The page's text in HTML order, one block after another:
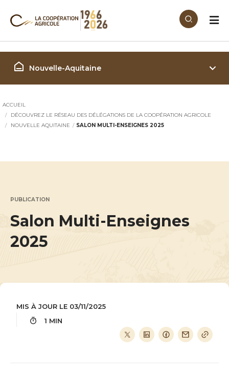
Région Nouvelle Aquitaine
Nouvelle-Aquitaine
ACCUEIL
DÉCOUVREZ LE RÉSEAU DES DÉLÉGATIONS DE LA COOPÉRATION AGRICOLE
NOUVELLE AQUITAINE
SALON MULTI-ENSEIGNES 2025
PUBLICATION
Salon Multi-Enseignes
2025
MIS À JOUR LE 03/11/2025
1 MIN